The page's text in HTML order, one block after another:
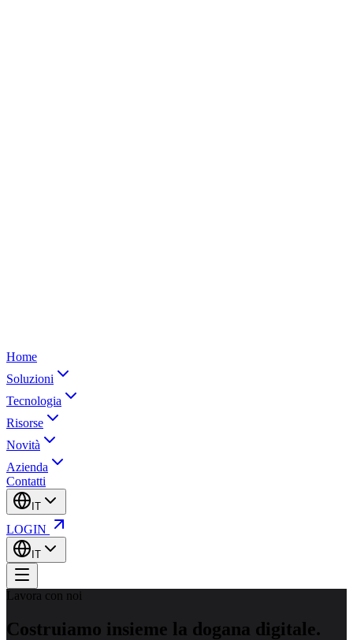
Home
Soluzioni
Tecnologia
Risorse
Novità
Azienda
Contatti
IT
LOGIN
IT
Lavora con noi
Costruiamo insieme la dogana digitale.